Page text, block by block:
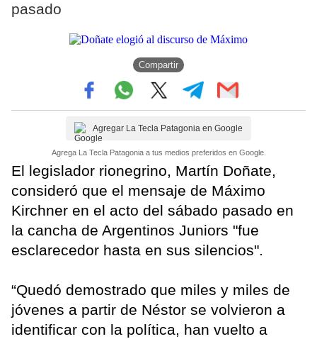
pasado
Compartir
Agregar La Tecla Patagonia en Google
Agrega La Tecla Patagonia a tus medios preferidos en Google.
El legislador rionegrino, Martín Doñate,
consideró que el mensaje de Máximo
Kirchner en el acto del sábado pasado en
la cancha de Argentinos Juniors "fue
esclarecedor hasta en sus silencios".
“Quedó demostrado que miles y miles de
jóvenes a partir de Néstor se volvieron a
identificar con la política, han vuelto a